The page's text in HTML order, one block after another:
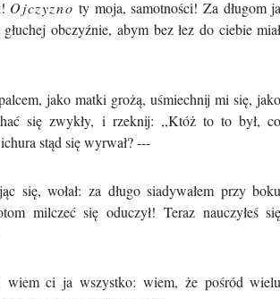
Ojczyzno ty moja, samotności! Za długom
obczyźnie, abym bez łez do ciebie
jako matki grożą, uśmiechnij mi się,
się zwykły, i rzeknij: ,,Któż to to był,
stąd się wyrwał? ---
się, wołał: za długo siadywałem przy
milczeć się oduczył! Teraz nauczyłeś
wiem ci ja wszystko: wiem, że pośród